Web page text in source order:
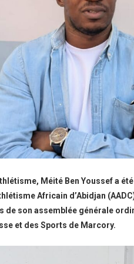
Méité Ben Youssef a
Africain d’Abidjan
de son assemblée générale
et des Sports de Marcory.